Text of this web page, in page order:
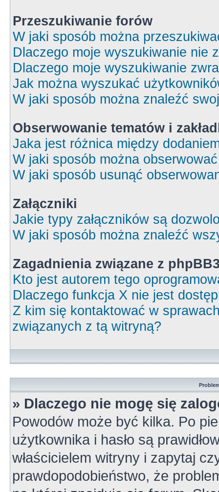
Przeszukiwanie forów
W jaki sposób można
Dlaczego moje wyszukiwanie nie
Dlaczego moje wyszukiwanie
Jak można wyszukać
W jaki sposób można znaleźć
Obserwowanie tematów i
Jaka jest różnica między
W jaki sposób można
W jaki sposób usunąć
Załączniki
Jakie typy załączników są
W jaki sposób można znaleźć
Zagadnienia związane z
Kto jest autorem tego
Dlaczego funkcja X nie jest
Z kim się kontaktować w
związanych z tą witryną?
» Dlaczego nie mogę się
Powodów może być kilka. Po
użytkownika i hasło są
właścicielem witryny i zapytaj
prawdopodobieństwo, że